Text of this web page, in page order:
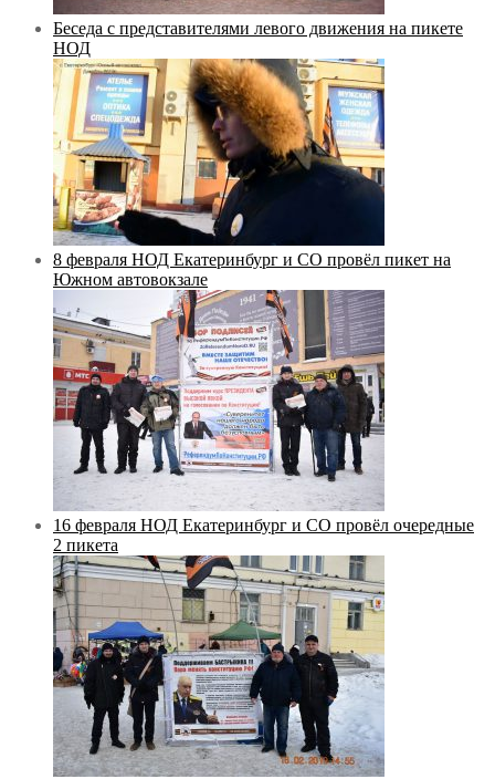
Беседа с представителями левого движения на пикете
НОД
8 февраля НОД Екатеринбург и СО провёл пикет на
Южном автовокзале
16 февраля НОД Екатеринбург и СО провёл очередные
2 пикета